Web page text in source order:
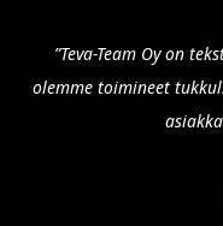
”Teva-Team Oy on
olemme toimineet